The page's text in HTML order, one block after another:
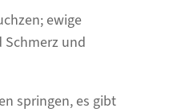
ewige
Schmerz und
springen, es gibt